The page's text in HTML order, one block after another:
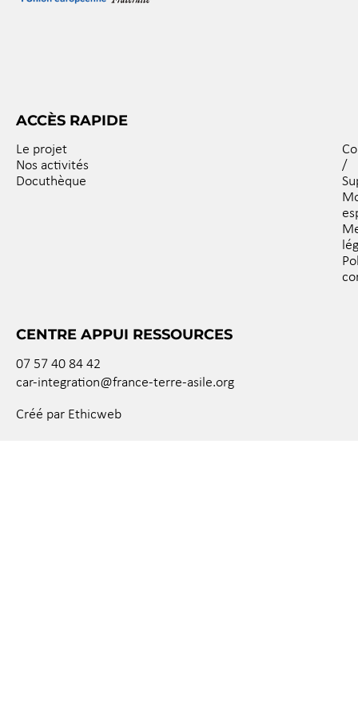
ACCÈS RAPIDE
Le projet
Nos activités
Docuthèque
/
CENTRE APPUI RESSOURCES
07 57 40 84 42
car-integration@france-terre-asile.org
Créé par Ethicweb